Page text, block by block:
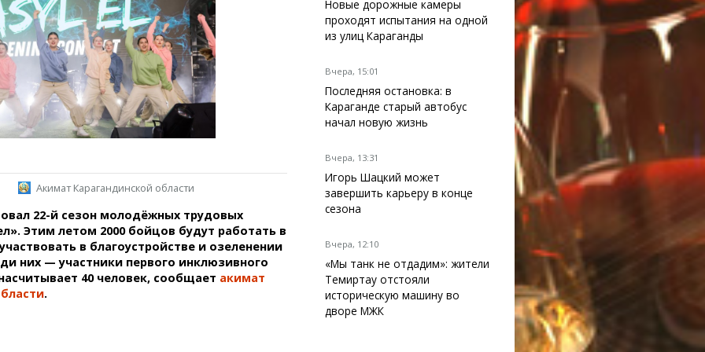
Темиртау
Балхаш
Жезказган
Справочник
Расписание транспорта
Экстренные службы
Каталог компаний
Купить шины, легко!
Акимат Карагандинской области
22-й сезон молодёжных трудовых
Этим летом 2000 бойцов будут работать в
в благоустройстве и озеленении
них — участники первого инклюзивного
40 человек, сообщает акимат
.
Новые дорожные камеры
проходят испытания на одной
из улиц Караганды
Вчера, 15:01
Последняя остановка: в
Караганде старый автобус
начал новую жизнь
Вчера, 13:31
Игорь Шацкий может
завершить карьеру в конце
сезона
Вчера, 12:10
«Мы танк не отдадим»: жители
Темиртау отстояли
историческую машину во
дворе МЖК